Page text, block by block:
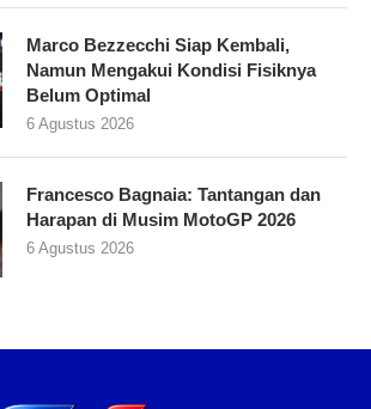
Marco Bezzecchi Siap Kembali,
Namun Mengakui Kondisi Fisiknya
Belum Optimal
6 Agustus 2026
Francesco Bagnaia: Tantangan dan
Harapan di Musim MotoGP 2026
6 Agustus 2026